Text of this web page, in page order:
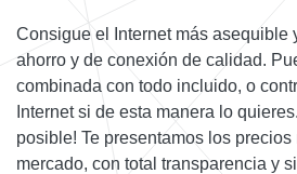
Consigue el Internet más asequible
ahorro y de conexión de calidad.
combinada con todo incluido, o
Internet si de esta manera lo
posible! Te presentamos los precios
mercado, con total transparencia y